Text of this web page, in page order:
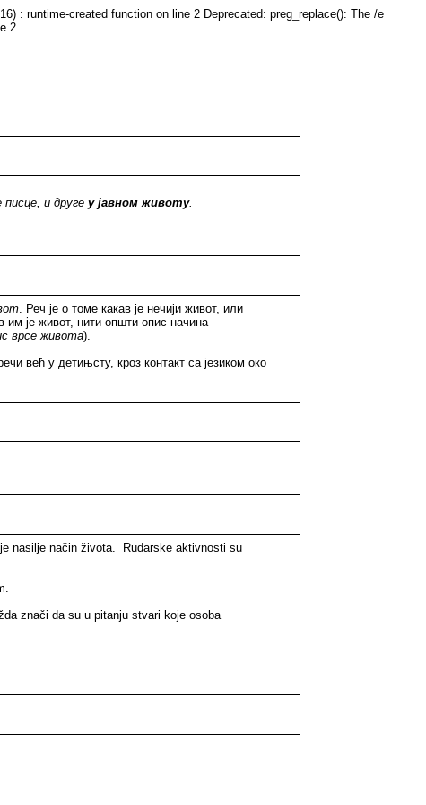
: runtime-created function on line 2 Deprecated: preg_replace(): The /e
2
писце, и другеу јавном животу.
. Реч је о томе какав је нечији живот, или
им је живот, нити општи опис начина
врсе живота).
већ у детињсту, кроз контакт са језиком око
nasilje način života. Rudarske aktivnosti su
znači da su u pitanju stvari koje osoba